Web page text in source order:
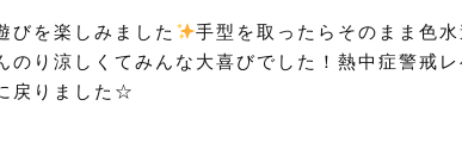
びを楽しみました
手型を取ったらそのまま色水
り涼しくてみんな大喜びでした！熱中症警戒レ
戻りました☆